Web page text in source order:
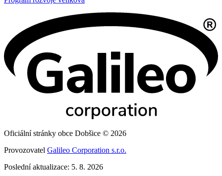
Oficiální stránky obce Dobšice © 2026
Provozovatel Galileo Corporation s.r.o.
Poslední aktualizace: 5. 8. 2026